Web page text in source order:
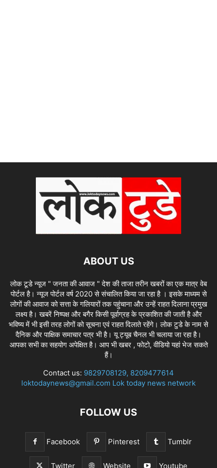
ABOUT US
लोक टूडे न्यूज " जनता की आवाज " देश की ताजा तरीन खबरों का एक मात्र वेब
पोर्टल है। न्यूज पोर्टल वर्ष 2020 से संचालित किया जा रहा है । इसके माध्यम से
लोगों की आवाज को सत्ता के गलियारों तक पहुंचाना और उन्हें राहत दिलाना प्रमुख
लक्ष्य है। खबरें निष्पक्ष और बगैर किसी पूर्वाग्रह के प्रकाशित की जाती है और
भविष्य में भी इसी तरह लोगों को सूचना एवं राहत दिलाते रहेंगे। लोक टुडे के नाम से
दैनिक और पाक्षिक समाचार पत्र भी है। यू ट्यूब चैनल भी चलाया जा रहा है।
आपका सभी का सहयोग अपेक्षित है। आप भी खबर , फोटो, वीडियो यहां भेज सकते
हैं।
Contact us: 9829708129, 8209477614
loktodaynews@gmail.com Lok today news network
FOLLOW US
Facebook Pinterest Tumblr
Twitter Website Youtube